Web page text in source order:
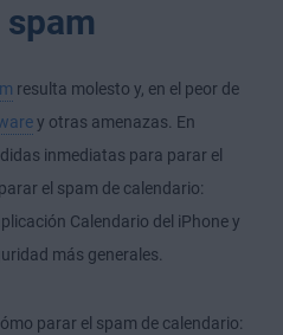
resulta molesto y, en el peor de
y otras amenazas. En
inmediatas para parar el
el spam de calendario:
Calendario del iPhone y
más generales.
parar el spam de calendario: